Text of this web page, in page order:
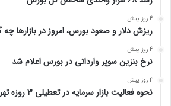
4 روز پیش
ریزش دلار و صعود بورس، امروز در بازارها
4 روز پیش
نرخ بنزین سوپر وارداتی در بورس اعلام شد
4 روز پیش
نحوه فعالیت بازار سرمایه در تعطیلی ۳ روزه تهران